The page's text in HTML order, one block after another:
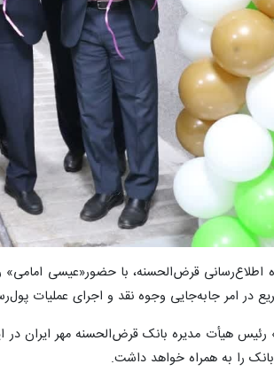
اطلاع‌رسانی قرض‌الحسنه، با حضور«عیسی
در امر جابه‌جایی وجوه نقد و اجرای عملیات
هیأت مدیره بانک قرض‌الحسنه مهر ایران در
بانک را به همراه خواهد داشت.